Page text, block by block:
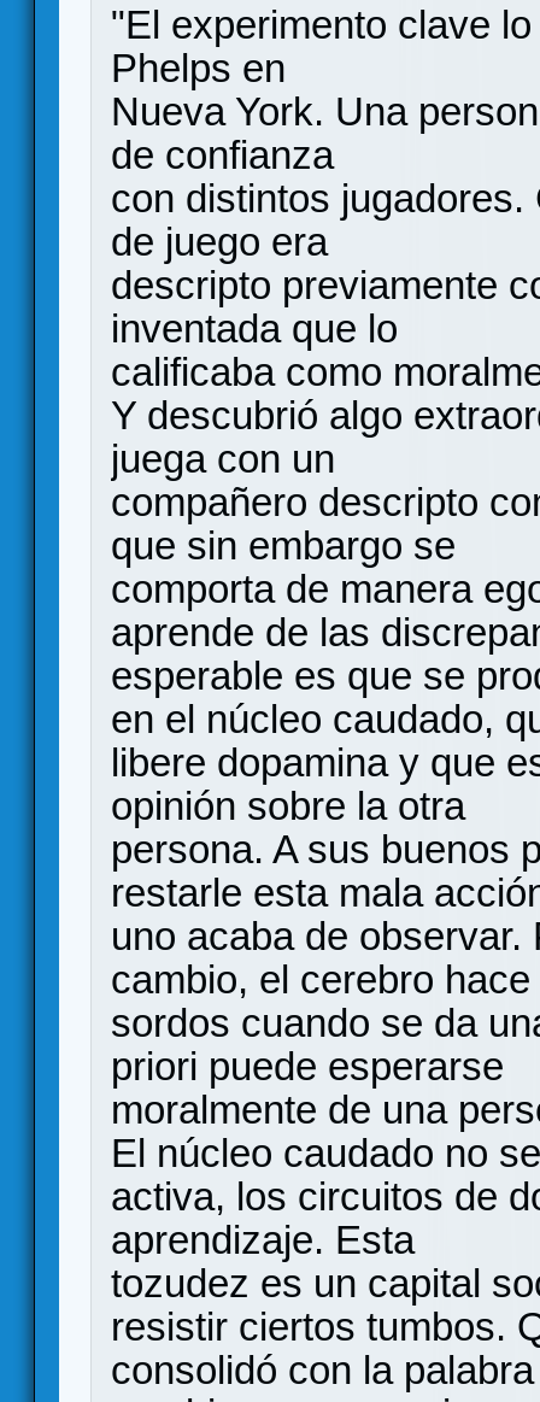
"El experimento clave
Phelps en
Nueva York. Una
de confianza
con distintos
de juego era
descripto previamente
inventada que lo
calificaba como
Y descubrió algo
juega con un
compañero descripto
que sin embargo se
comporta de manera
aprende de las
esperable es que se
en el núcleo caudado,
libere dopamina y que
opinión sobre la otra
persona. A sus buenos
restarle esta mala
uno acaba de
cambio, el cerebro
sordos cuando se da
priori puede esperarse
moralmente de una
El núcleo caudado no se
activa, los circuitos de
aprendizaje. Esta
tozudez es un capital
resistir ciertos tumbos.
consolidó con la